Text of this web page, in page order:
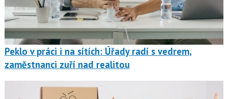
Peklo v práci i na sítích: Úřady radí s vedrem,
zaměstnanci zuří nad realitou